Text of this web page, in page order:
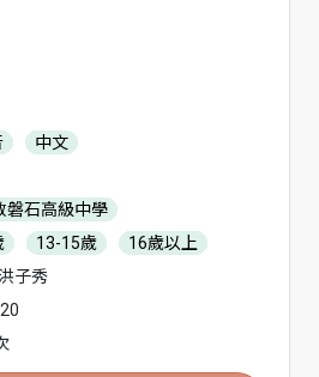
中文
磐石高級中學
13-15歲
16歲以上
子秀